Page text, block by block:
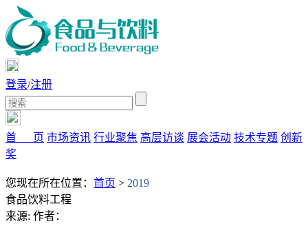
登录/注册
首 页 市场资讯 行业聚焦 高层访谈 展会活动 技术专题 创新
奖
您现在所在位置： 首页 > 2019
食品饮料工程
来源: 作者：